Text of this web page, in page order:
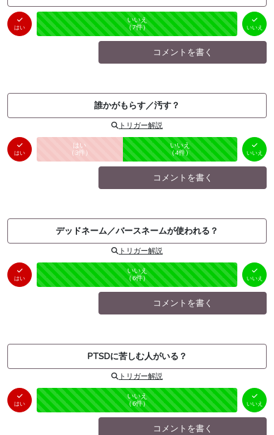
はい
はい
（0件）
未投票
いいえ
（7件） いいえ
コメントを書く
誰かがもらす／汚す？
トリガー解説
はい
はい
（ 3件） 未投票
いいえ
（4件） いいえ
コメントを書く
デッドネーム／バースネームが使われる？
トリガー解説
はい
はい
（0件）
未投票
いいえ
（6件） いいえ
コメントを書く
PTSDに苦しむ人がいる？
トリガー解説
はい
はい
（0件）
未投票
いいえ
（6件） いいえ
コメントを書く